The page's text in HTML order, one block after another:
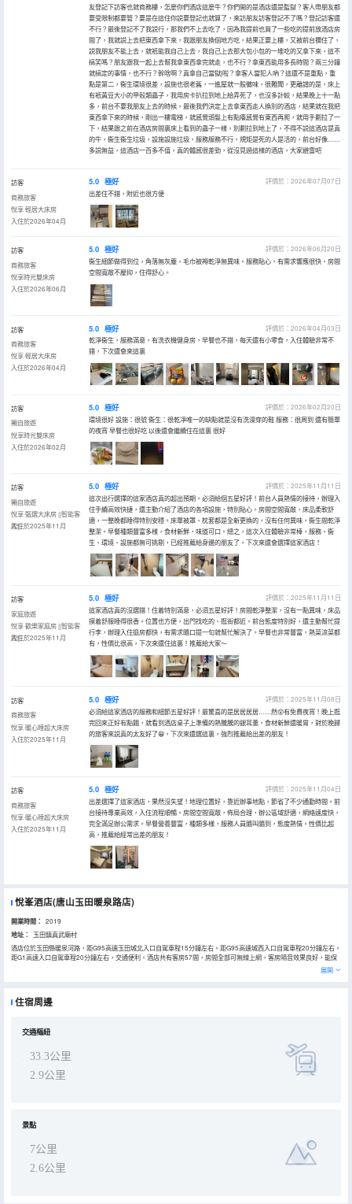
友登記下訪客也就商務樓，怎麼你們酒店這麼牛？你們開的是酒店還是監獄？客人帶朋友都
要受限制都要管？要是在這住你説要登記也就算了，來訪朋友訪客登記不了嗎？登記訪客還
不行？最後登記不了我説行，那我們不上去吃了，因為我提前也買了一些吃的提前放酒店房
間了，我就説上去把東西拿下來，我跟朋友換個地方吃，結果正要上樓，又被前台攔住了，
説我朋友不能上去，就衹能我自己上去，我自己上去那大包小包的一堆吃的又拿下來，這不
搞笑嗎？朋友跟我一起上去幫我拿東西拿完就走，也不行？拿東西能用多長時間？兩三分鐘
就搞定的事情，也不行？幹啥啊？真拿自己當獄j啦？拿客人當犯人吶？這還不是重點，重
點是第二，衞生環境很差，設施也很老舊，一進屋就一股黴味，很難聞，更離譜的是，床上
有衹黃豆大小的甲殼類蟲子，我用房卡扒拉到地上給弄死了，也沒多計較，結果晚上十一點
多，前台不要我朋友上去的時候，最後我們決定上去拿東西走人換別的酒店，結果就在我把
東西拿下來的時候，剛出一樓電梯，就感覺頭髮上有點癢感覺有東西再爬，就用手劃拉了一
下，結果跟之前在酒店房間裏床上看到的蟲子一樣，別劃拉到地上了，不得不説這酒店是真
的牛，衞生衞生垃圾，設施設施垃圾，服務服務不行，規矩是死的人是活的，前台好像……
多説無益，這酒店一百多不值，真的體感很差勁，從沒見過這樣的酒店，大家避雷吧
訪客
商務旅客
悅享·輕居大床房
入住於2026年04月
5.0 極好
評價於：2026年07月07日
出差住不錯，附近也很方便
訪客
商務旅客
悅享時光雙床房
入住於2026年06月
5.0 極好
評價於：2026年06月20日
衞生細節做得到位，角落無灰塵，毛巾被褥乾淨無異味。服務貼心，有需求響應很快，房間
空間寬敞不壓抑，住得舒心。
訪客
商務旅客
悅享·輕居大床房
入住於2026年04月
5.0 極好
評價於：2026年04月03日
乾淨衞生，服務滿意，有洗衣機健身房，早餐也不錯，每天還有小零食，入住體驗非常不
錯，下次還會來這裏
訪客
獨自旅遊
悅享時光雙床房
入住於2026年02月
5.0 極好
評價於：2026年02月20日
環境很好 設施：很號 衞生：很乾凈唯一的缺點就是沒有洗澡穿的鞋 服務：很周到 還有簡單
的夜宵 早餐也很好吃 以後還會繼續住在這裏 很好
訪客
獨自旅遊
悅享·甄選大床房 ||智能客
控||
入住於2025年11月
5.0 極好
評價於：2025年11月11日
這次出行選擇的這家酒店真的超出預期，必須給個五星好評！前台人員熱情的接待，辦理入
住手續高效快捷，還主動介紹了酒店的各項設施，特別貼心。房間空間寬敞，床品柔軟舒
適，一整晚都睡得特別安穩。床單被罩、枕套都是全新更換的，沒有任何異味，衞生間乾淨
整潔。早餐種類豐富多樣，食材新鮮，味道可口。總之，這次入住體驗非常棒，服務、衞
生、環境、設施都無可挑剔，已經推薦給身邊的朋友了，下次來還會選擇這家酒店！
訪客
家庭旅遊
悅享·歡樂家庭房 ||智能客
控||
入住於2025年11月
5.0 極好
評價於：2025年11月11日
這家酒店真的沒選錯！住着特別滿意，必須五星好評！房間乾淨整潔，沒有一點異味，床品
摸着舒服睡得很香。位置也方便，出門找吃的、逛街都近。前台態度特別好，還主動幫忙提
行李，辦理入住退房都快，有需求隨口提一句就幫忙解決了。早餐也非常豐富，熱菜涼菜都
有，性價比很高，下次來還住這裏！推薦給大家～
訪客
商務旅客
悅享·暖心睡超大床房
入住於2025年11月
5.0 極好
評價於：2025年11月08日
必須給這家酒店的服務和細節五星好評！最驚喜的是居居居居……然😲有免費夜宵！晚上逛
完回來正好有點餓，就看到酒店桌子上準備的熱騰騰的銀耳羹，食材新鮮還暖胃，對於晚歸
的旅客來説真的太友好了😁，下次來還選這裏，強烈推薦給出差的朋友！
訪客
商務旅客
悅享·暖心睡超大床房
入住於2025年11月
5.0 極好
評價於：2025年11月04日
出差選擇了這家酒店，果然沒失望！地理位置好，靠近辦事地點，節省了不少通勤時間。前
台接待專業高效，入住流程順暢。房間空間寬敞，佈局合理，辦公區域舒適，網絡速度快，
完全滿足辦公需求。早餐營養豐富，種類多樣，服務人員隨叫隨到，態度熱情。性價比超
高，推薦給經常出差的朋友！
悅峯酒店(唐山玉田暖泉路店)
開業時間： 2019
地址：
玉田鎮真武廟村
酒店位於玉田縣暖泉河路，距G95高速玉田城北入口自駕車程15分鐘左右。距G95高速城西入口自駕車程20分鐘左右。
距G1高速入口自駕車程20分鐘左右，交通便利。酒店共有客房57間，房間全部可無線上網，客房隔音效果良好，能保
證您有一個安靜的睡眠環境。房間裝修温馨環保，採用清新自然的設計風格，強調温暖舒適的生活感。房間礦泉水、休
閒食品無限享用。酒店，簡單快樂的旅途生活。酒店致力於創造一種能帶給人們温暖的生活方式，酒店內有健身房、自
展開
住宿周邊
交通樞紐
33.3公里
2.9公里
景點
7公里
2.6公里